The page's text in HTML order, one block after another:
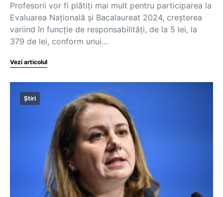
Profesorii vor fi plătiți mai mult pentru participarea la
Evaluarea Națională și Bacalaureat 2024, creșterea
variind în funcție de responsabilități, de la 5 lei, la
379 de lei, conform unui…
Vezi articolul
Știri